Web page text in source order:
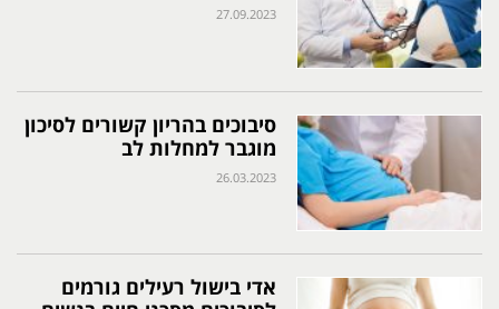
27.09.2023
סיבוכים בהריון קשורים לסיכון
מוגבר למחלות לב
26.03.2023
אדי בישול רעילים גורמים